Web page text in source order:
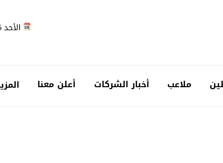
الأحد 2026-08-09
ملاعب أخبار الشركات أعلن معنا